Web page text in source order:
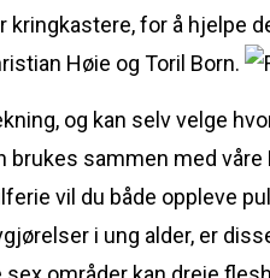
for å hjelpe
Høie og Toril Born.
og kan selv velge
sammen med
vil du både oppleve
i ung alder, er